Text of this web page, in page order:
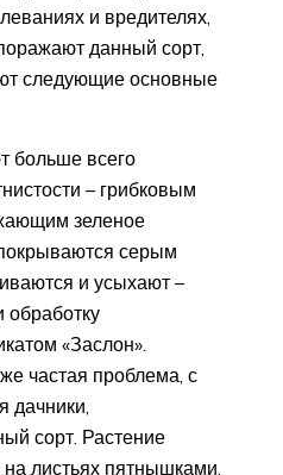
и вредителях,
данный сорт,
следующие основные
больше всего
– грибковым
зеленое
серым
и усыхают –
обработку
«Заслон».
частая проблема, с
дачники,
сорт. Растение
листьях пятнышками,